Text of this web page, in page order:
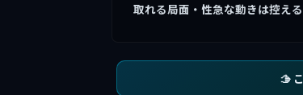
取れる局面・性急な動きは控える
🫱